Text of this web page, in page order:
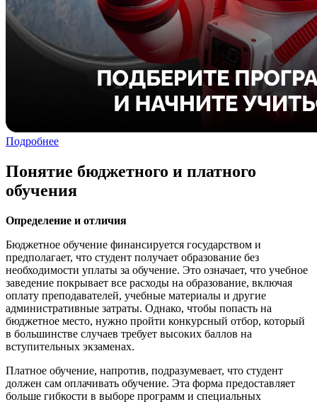
Подробнее
Понятие бюджетного и платного
обучения
Определение и отличия
Бюджетное обучение финансируется государством и
предполагает, что студент получает образование без
необходимости уплаты за обучение. Это означает, что учебное
заведение покрывает все расходы на образование, включая
оплату преподавателей, учебные материалы и другие
административные затраты. Однако, чтобы попасть на
бюджетное место, нужно пройти конкурсный отбор, который
в большинстве случаев требует высоких баллов на
вступительных экзаменах.
Платное обучение, напротив, подразумевает, что студент
должен сам оплачивать обучение. Эта форма предоставляет
больше гибкости в выборе программ и специальных